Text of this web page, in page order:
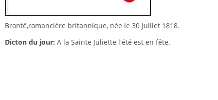
Brontë,romancière britannique, née le 30 Juillet 1818.
Dicton du jour: A la Sainte Juliette l'été est en fête.